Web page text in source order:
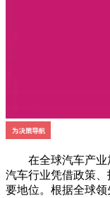
在全球汽车产业
汽车行业凭借政策
要地位。根据全球